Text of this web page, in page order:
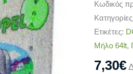
Κωδικός
Ετικέτες:
Μήλο 64lt,
7,30€